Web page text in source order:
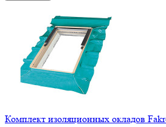
Комплект изоляционных окладов